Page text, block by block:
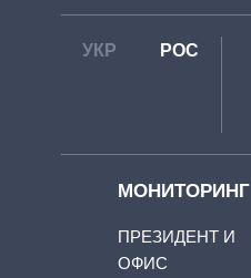
УКР РОС
МОНИТОРИНГ
ПРЕЗИДЕНТ И
ОФИС